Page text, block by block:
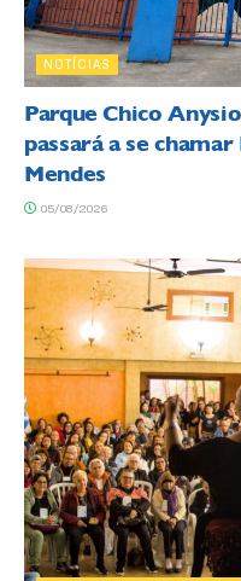
NOTÍCIAS
Parque Chico
passará a se
Mendes
05/08/2026